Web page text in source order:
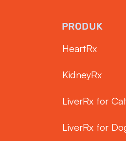
PRODUK
HeartRx
KidneyRx
LiverRx for
LiverRx for